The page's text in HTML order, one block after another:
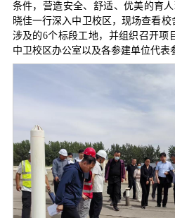
条件，营造安全、舒适、优美的育
晓佳一行深入中卫校区，现场查看校
涉及的6个标段工地，并组织召开项
中卫校区办公室以及各参建单位代表